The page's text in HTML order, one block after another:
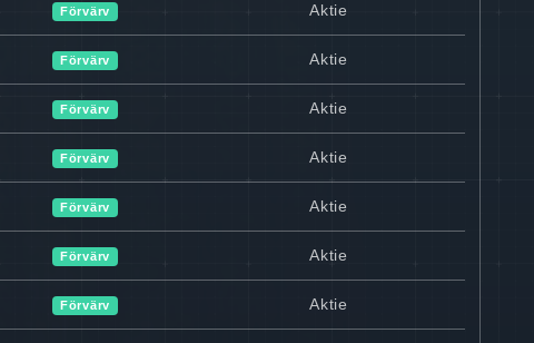
Förvärv Aktie
Förvärv Aktie
Förvärv Aktie
Förvärv Aktie
Förvärv Aktie
Förvärv Aktie
Förvärv Aktie